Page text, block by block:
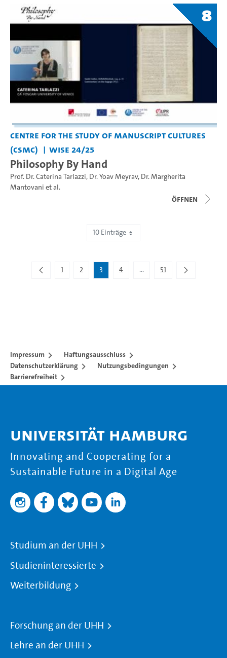
8
Centre for the Study of Manuscript Cultures
(CSMC)
WiSe 24/25
Philosophy By Hand
Prof. Dr. Caterina Tarlazzi, Dr. Yoav Meyrav, Dr. Margherita
Mantovani et al.
Öffnen
10 Einträge
1 2 3 4 ...Zwischenseiten Navigieren
51
Impressum
Haftungsausschluss
Datenschutzerklärung
Nutzungsbedingungen
Barrierefreiheit
Universität Hamburg
Innovating and Cooperating for a
Sustainable Future in a Digital Age
Studium an der UHH
Studieninteressierte
Weiterbildung
Forschung an der UHH
Lehre an der UHH